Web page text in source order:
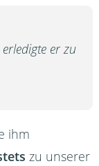
er zu
ihm
zu unserer